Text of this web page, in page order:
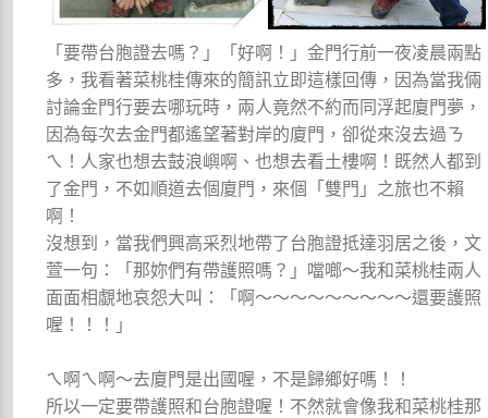
「要帶台胞證去嗎？」「好啊！」金門行前一夜凌晨兩點
多，我看著菜桃桂傳來的簡訊立即這樣回傳，因為當我倆
討論金門行要去哪玩時，兩人竟然不約而同浮起廈門夢，
因為每次去金門都遙望著對岸的廈門，卻從來沒去過ㄋ
ㄟ！人家也想去鼓浪嶼啊、也想去看土樓啊！既然人都到
了金門，不如順道去個廈門，來個「雙門」之旅也不賴
啊！
沒想到，當我們興高采烈地帶了台胞證抵達羽居之後，文
萱一句：「那妳們有帶護照嗎？」噹啷～我和菜桃桂兩人
面面相覷地哀怨大叫：「啊～～～～～～～～～還要護照
喔！！！」
ㄟ啊ㄟ啊～去廈門是出國喔，不是歸鄉好嗎！！
所以一定要帶護照和台胞證喔！不然就會像我和菜桃桂那